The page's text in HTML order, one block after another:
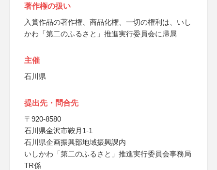
著作権の扱い
入賞作品の著作権、商品化権、一切の権利は、いし
かわ「第二のふるさと」推進実行委員会に帰属
主催
石川県
提出先・問合先
〒920-8580
石川県金沢市鞍月1-1
石川県企画振興部地域振興課内
いしかわ「第二のふるさと」推進実行委員会事務局
TR係